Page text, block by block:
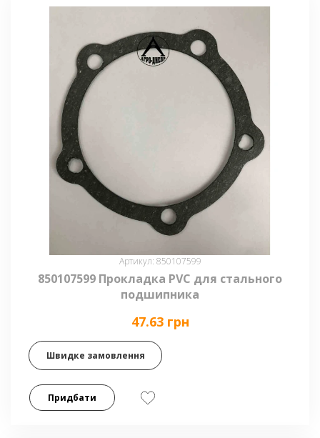
Артикул: 850107599
850107599 Прокладка PVC для стального
подшипника
47.63 грн
Швидке замовлення
Придбати